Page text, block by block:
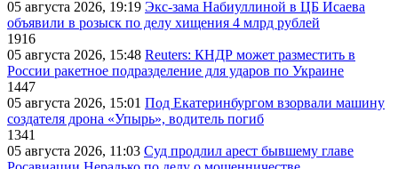
05 августа 2026, 19:19 Экс-зама Набиуллиной в ЦБ Исаева
объявили в розыск по делу хищения 4 млрд рублей
1916
05 августа 2026, 15:48 Reuters: КНДР может разместить в
России ракетное подразделение для ударов по Украине
1447
05 августа 2026, 15:01 Под Екатеринбургом взорвали машину
создателя дрона «Упырь», водитель погиб
1341
05 августа 2026, 11:03 Суд продлил арест бывшему главе